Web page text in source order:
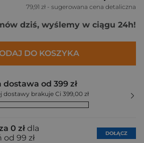
79,91 zł - sugerowana cena detaliczna
dziś, wyślemy w ciągu 24h!
DO KOSZYKA
od 399 zł
brakuje Ci 399,00 zł
0 zł dla
99 zł
DOŁĄCZ